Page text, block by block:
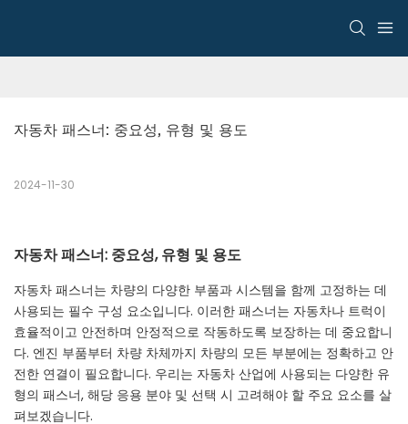
자동차 패스너: 중요성, 유형 및 용도
2024-11-30
자동차 패스너: 중요성, 유형 및 용도
자동차 패스너는 차량의 다양한 부품과 시스템을 함께 고정하는 데
사용되는 필수 구성 요소입니다. 이러한 패스너는 자동차나 트럭이
효율적이고 안전하며 안정적으로 작동하도록 보장하는 데 중요합니
다. 엔진 부품부터 차량 차체까지 차량의 모든 부분에는 정확하고 안
전한 연결이 필요합니다. 우리는 자동차 산업에 사용되는 다양한 유
형의 패스너, 해당 응용 분야 및 선택 시 고려해야 할 주요 요소를 살
펴보겠습니다.